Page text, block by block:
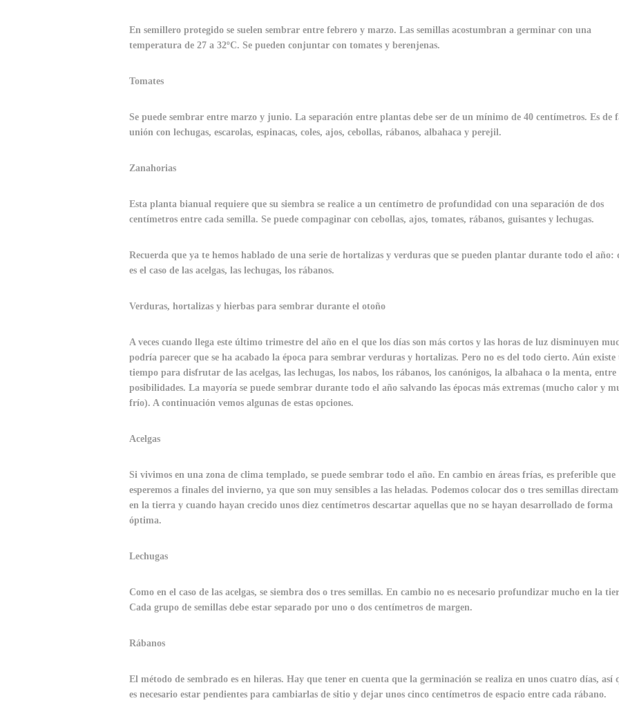
En semillero protegido se suelen sembrar entre febrero y marzo. Las semillas acostumbran a germinar con una
temperatura de 27 a 32ºC. Se pueden conjuntar con tomates y berenjenas.
Tomates
Se puede sembrar entre marzo y junio. La separación entre plantas debe ser de un mínimo de 40 centímetros. Es de
unión con lechugas, escarolas, espinacas, coles, ajos, cebollas, rábanos, albahaca y perejil.
Zanahorias
Esta planta bianual requiere que su siembra se realice a un centímetro de profundidad con una separación de dos
centímetros entre cada semilla. Se puede compaginar con cebollas, ajos, tomates, rábanos, guisantes y lechugas.
Recuerda que ya te hemos hablado de una serie de hortalizas y verduras que se pueden plantar durante todo el año:
es el caso de las acelgas, las lechugas, los rábanos.
Verduras, hortalizas y hierbas para sembrar durante el otoño
A veces cuando llega este último trimestre del año en el que los días son más cortos y las horas de luz disminuyen
podría parecer que se ha acabado la época para sembrar verduras y hortalizas. Pero no es del todo cierto. Aún existe
tiempo para disfrutar de las acelgas, las lechugas, los nabos, los rábanos, los canónigos, la albahaca o la menta, entre
posibilidades. La mayoría se puede sembrar durante todo el año salvando las épocas más extremas (mucho calor y
frío). A continuación vemos algunas de estas opciones.
Acelgas
Si vivimos en una zona de clima templado, se puede sembrar todo el año. En cambio en áreas frías, es preferible que
esperemos a finales del invierno, ya que son muy sensibles a las heladas. Podemos colocar dos o tres semillas
en la tierra y cuando hayan crecido unos diez centímetros descartar aquellas que no se hayan desarrollado de forma
óptima.
Lechugas
Como en el caso de las acelgas, se siembra dos o tres semillas. En cambio no es necesario profundizar mucho en la
Cada grupo de semillas debe estar separado por uno o dos centímetros de margen.
Rábanos
El método de sembrado es en hileras. Hay que tener en cuenta que la germinación se realiza en unos cuatro días, así
es necesario estar pendientes para cambiarlas de sitio y dejar unos cinco centímetros de espacio entre cada rábano.